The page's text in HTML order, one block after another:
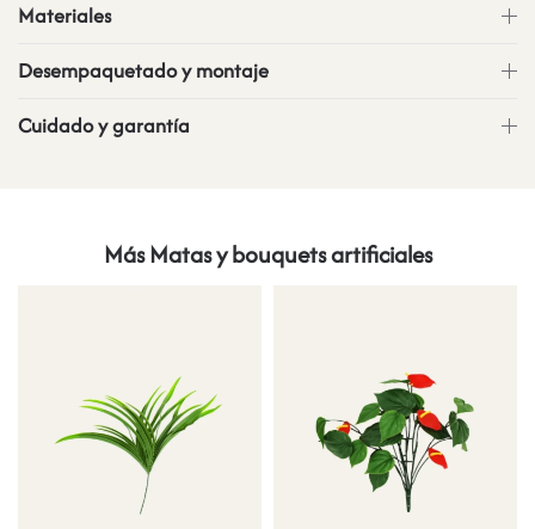
Materiales
Desempaquetado y montaje
Cuidado y garantía
Más Matas y bouquets artificiales